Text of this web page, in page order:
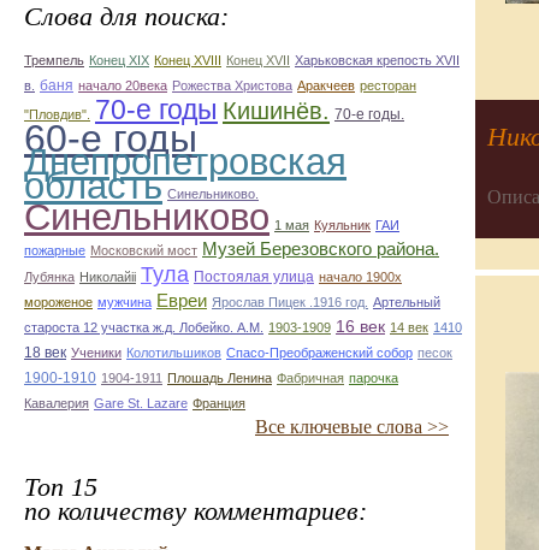
Слова для поиска:
Тремпель Конец XIX Конец XVIII Конец XVII Харьковская крепость XVII
в. баня начало 20века Рожества Христова Аракчеев ресторан
"Пловдив".
70-е годы Кишинёв. 70-е годы.
60-е годы
Днепропетровская
область Синельниково.
Синельниково 1 мая Куяльник ГАИ
пожарные Московский мост Музей Березовского района.
Лубянка Николайii Тула Постоялая улица начало 1900х
мороженое мужчина Евреи Ярослав Пицек .1916 год. Артельный
староста 12 участка ж.д. Лобейко. А.М.
1903-1909 16 век 14 век 1410
18 век Ученики Колотильшиков Спасо-Преображенский собор песок
1900-1910 1904-1911 Плошадь Ленина Фабричная парочка
Кавалерия Gare St. Lazare Франция
Все ключевые слова >>
Топ 15
по количеству комментариев: